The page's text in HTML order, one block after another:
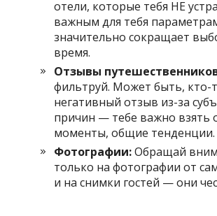
отели, которые тебя НЕ
важным для тебя
значительно сокращает
время.
Отзывы
фильтруй. Может быть, кто-
негативный отзыв из-за
причин — тебе важно взять
моменты, общие тенденции.
Фотографии:Обращай
только на фотографии от
и на снимки гостей — они